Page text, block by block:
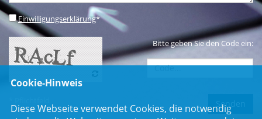
Einwilligungserklärung*
Bitte geben Sie den Code ein:
Cookie-Hinweis
Diese Webseite verwendet Cookies, die notwendig